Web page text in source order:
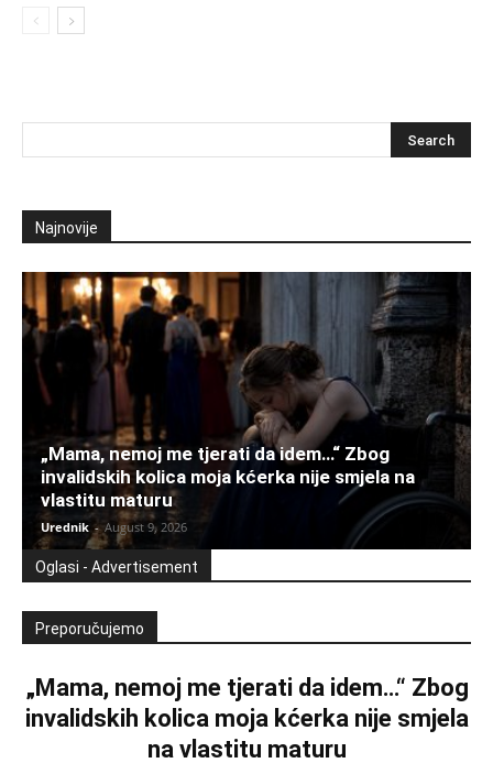
Najnovije
„Mama, nemoj me tjerati da idem…“ Zbog
invalidskih kolica moja kćerka nije smjela na
vlastitu maturu
Urednik - August 9, 2026
Oglasi - Advertisement
Preporučujemo
„Mama, nemoj me tjerati da idem…“ Zbog
invalidskih kolica moja kćerka nije smjela
na vlastitu maturu